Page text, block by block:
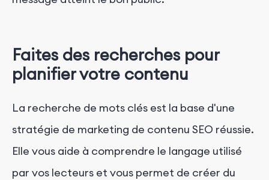
Faites des recherches pour
planifier votre contenu
La recherche de mots clés est la base d'une
stratégie de marketing de contenu SEO réussie.
Elle vous aide à comprendre le langage utilisé
par vos lecteurs et vous permet de créer du